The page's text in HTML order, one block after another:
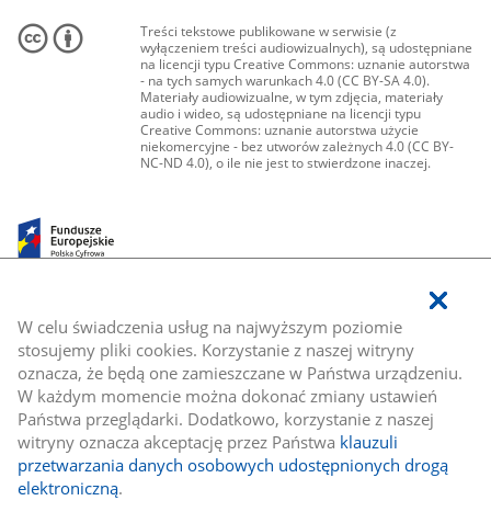
W celu świadczenia usług na najwyższym poziomie
stosujemy pliki cookies. Korzystanie z naszej witryny
oznacza, że będą one zamieszczane w Państwa urządzeniu.
W każdym momencie można dokonać zmiany ustawień
Państwa przeglądarki. Dodatkowo, korzystanie z naszej
witryny oznacza akceptację przez Państwa klauzuli
przetwarzania danych osobowych udostępnionych drogą
elektroniczną.
Treści tekstowe publikowane w serwisie (z
wyłączeniem treści audiowizualnych), są udostępniane
na licencji typu Creative Commons: uznanie autorstwa
- na tych samych warunkach 4.0 (CC BY-SA 4.0).
Materiały audiowizualne, w tym zdjęcia, materiały
audio i wideo, są udostępniane na licencji typu
Creative Commons: uznanie autorstwa użycie
niekomercyjne - bez utworów zależnych 4.0 (CC BY-
NC-ND 4.0), o ile nie jest to stwierdzone inaczej.